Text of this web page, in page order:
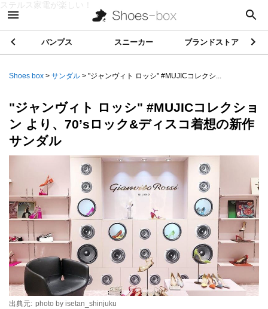
ステルス家電が楽しい！
パンプス スニーカー ブランドストア
Shoes box > サンダル > "ジャンヴィト ロッシ" #MUJICコレクシ...
"ジャンヴィト ロッシ" #MUJICコレクショ
ン より、70’sロック&ディスコ着想の新作
サンダル
出典元: photo by isetan_shinjuku